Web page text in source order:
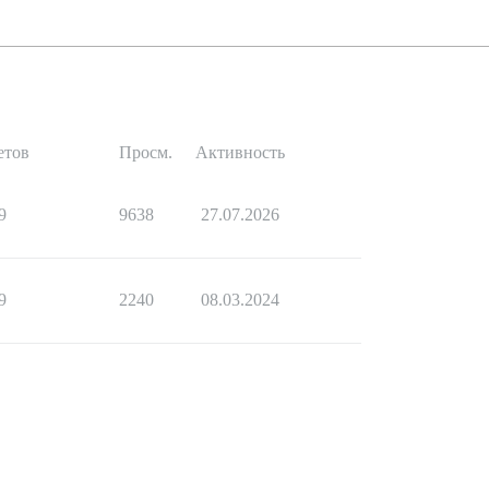
Просм. Активность
9638 27.07.2026
2240 08.03.2024